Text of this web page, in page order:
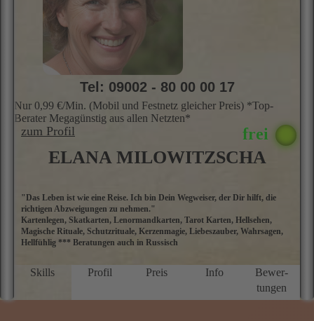
"Das Leben ist wie eine Reise. Ich bin Dein Wegweiser, der Dir hilft, die
Nur 0,99 €/Min. (Mobil und Festnetz gleicher Preis) *Top-
Berater Megagünstig aus allen Netzten*
zum Profil